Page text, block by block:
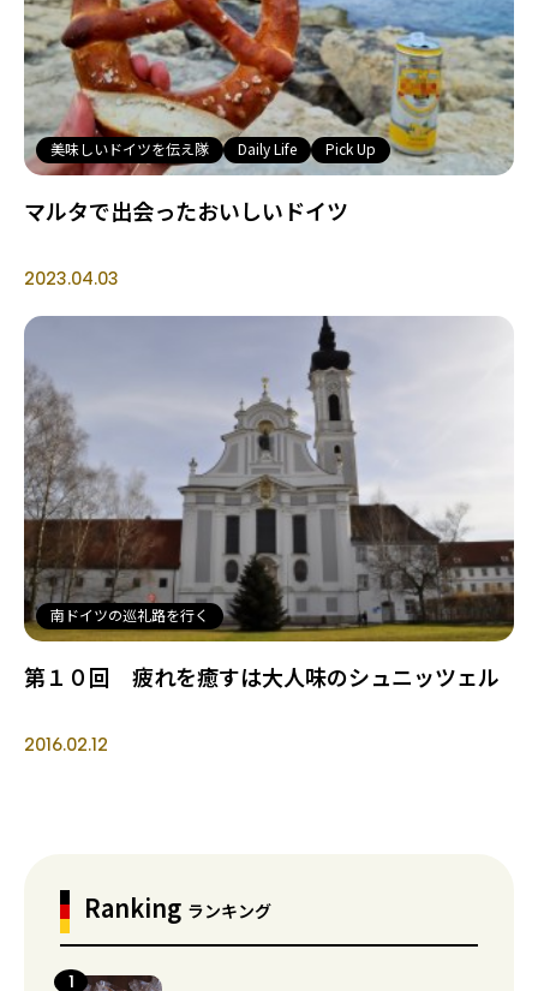
美味しいドイツを伝え隊 Daily Life Pick Up
マルタで出会ったおいしいドイツ
2023.04.03
南ドイツの巡礼路を行く
第１０回 疲れを癒すは大人味のシュニッツェル
2016.02.12
Ranking ランキング